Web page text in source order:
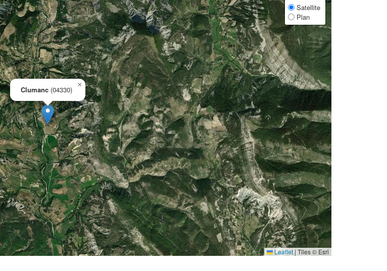
Clumanc (04330)
×
Satellite
Plan
Leaflet | Tiles © Esri